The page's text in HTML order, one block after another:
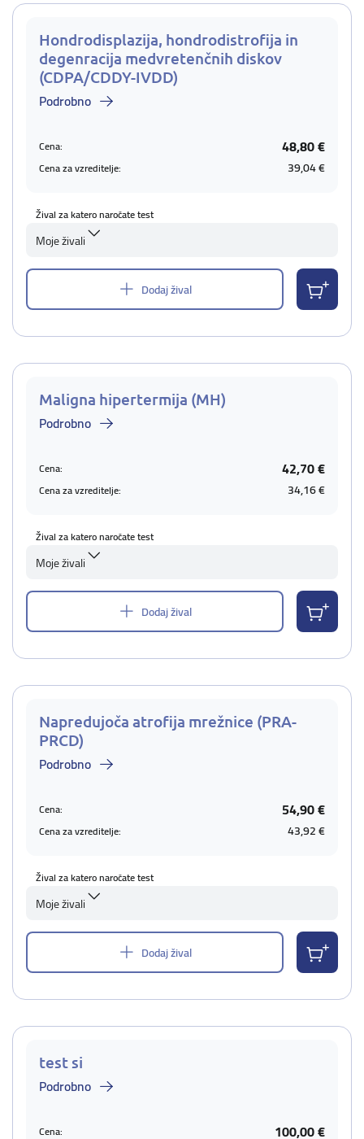
Hondrodisplazija, hondrodistrofija in
degenracija medvretenčnih diskov
(CDPA/CDDY-IVDD)
Podrobno
Cena: 48,80 €
Cena za vzreditelje: 39,04 €
Žival za katero naročate test
Moje živali
Dodaj žival
Maligna hipertermija (MH)
Podrobno
Cena: 42,70 €
Cena za vzreditelje: 34,16 €
Žival za katero naročate test
Moje živali
Dodaj žival
Napredujoča atrofija mrežnice (PRA-
PRCD)
Podrobno
Cena: 54,90 €
Cena za vzreditelje: 43,92 €
Žival za katero naročate test
Moje živali
Dodaj žival
test si
Podrobno
Cena: 100,00 €